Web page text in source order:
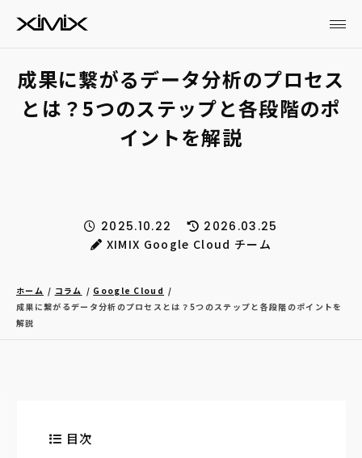
成果に繋がるデータ分析のプロセス
とは？5つのステップと各段階のポ
イントを解説
2025.10.22
2026.03.25
XIMIX Google Cloud チーム
ホーム コラム
Google Cloud
成果に繋がるデータ分析のプロセスとは？5つのステップと各段階のポイントを
解説
目次